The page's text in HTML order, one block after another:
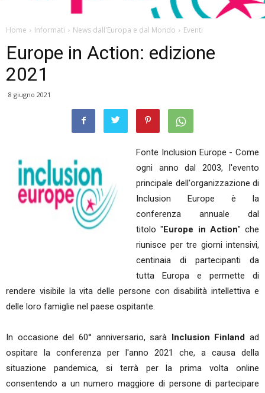
Home Informati News dall'Europa e dal Mondo Eventi
Europe in Action: edizione
2021
8 giugno 2021
Fonte Inclusion Europe - Come
ogni anno dal 2003, l'evento
principale dell'organizzazione di
Inclusion Europe è la
conferenza annuale dal
titolo "Europe in Action" che
riunisce per tre giorni intensivi,
centinaia di partecipanti da
tutta Europa e permette di
rendere visibile la vita delle persone con disabilità intellettiva e
delle loro famiglie nel paese ospitante.
In occasione del 60° anniversario, sarà Inclusion Finland ad
ospitare la conferenza per l'anno 2021 che, a causa della
situazione pandemica, si terrà per la prima volta online
consentendo a un numero maggiore di persone di partecipare